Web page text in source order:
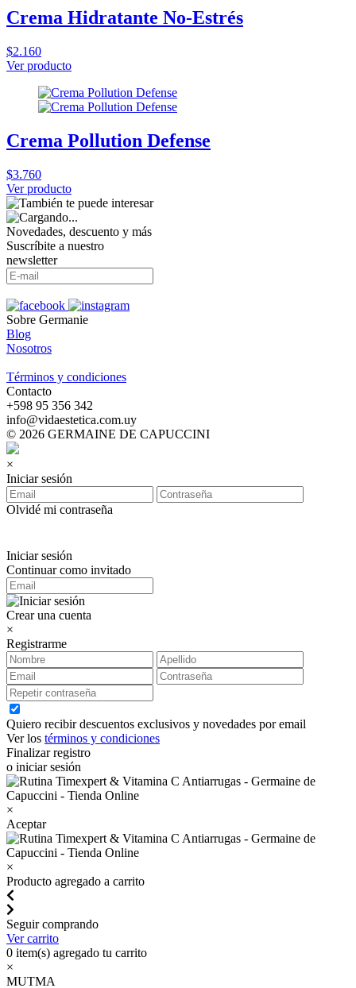
Crema Hidratante No-Estrés
$2.160
Ver producto
Crema Pollution Defense
$3.760
Ver producto
Novedades, descuento y más
Suscríbite a nuestro
newsletter
Sobre Germanie
Blog
Nosotros
Términos y condiciones
Contacto
‪+598 95 356 342‬
info@vidaestetica.com.uy
© 2026 GERMAINE DE CAPUCCINI
×
Iniciar sesión
Olvidé mi contraseña
Iniciar sesión
Continuar como invitado
Crear una cuenta
×
Registrarme
Quiero recibir descuentos exclusivos y novedades por email
Ver los términos y condiciones
Finalizar registro
o iniciar sesión
×
Aceptar
×
Producto agregado a carrito
Seguir comprando
Ver carrito
0 item(s) agregado tu carrito
×
MUTMA